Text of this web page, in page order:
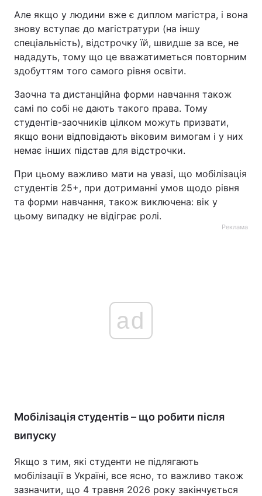
Але якщо у людини вже є диплом магістра, і вона
знову вступає до магістратури (на іншу
спеціальність), відстрочку їй, швидше за все, не
нададуть, тому що це вважатиметься повторним
здобуттям того самого рівня освіти.
Заочна та дистанційна форми навчання також
самі по собі не дають такого права. Тому
студентів-заочників цілком можуть призвати,
якщо вони відповідають віковим вимогам і у них
немає інших підстав для відстрочки.
При цьому важливо мати на увазі, що мобілізація
студентів 25+, при дотриманні умов щодо рівня
та форми навчання, також виключена: вік у
цьому випадку не відіграє ролі.
Реклама
ad
Мобілізація студентів – що робити після
випуску
Якщо з тим, які студенти не підлягають
мобілізації в Україні, все ясно, то важливо також
зазначити, що 4 травня 2026 року закінчується